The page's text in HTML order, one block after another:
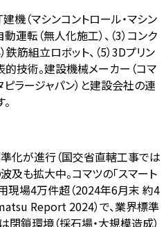
機（マシンコントロール・マシン
運転（無人化施工）、（3）コンク
鉄筋組立ロボット、（5）3Dプリン
技術。建設機械メーカー（コマ
ピラージャパン）と建設会社の連
化が進行（国交省直轄工事では
及も拡大中。コマツの「スマート
現場4万件超（2024年6月末 約4
Report 2024）で、業界標準
鎖環境（採石場・大規模造成）